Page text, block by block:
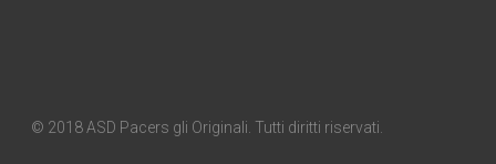
© 2018 ASD Pacers gli Originali. Tutti diritti riservati.